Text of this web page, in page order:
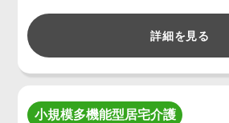
詳細を見る
小規模多機能型居宅介護